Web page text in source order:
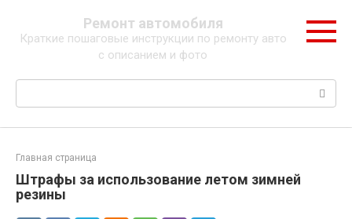
контенту
Ремонт автомобиля
Краткие пошаговые инструкции по ремонту авто
с описанием и фото
Поиск:
Главная страница
Штрафы за использование летом зимней
резины